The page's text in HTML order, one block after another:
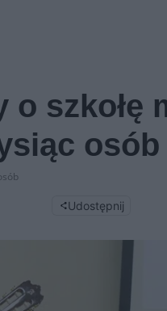
o szkołę
osób
Udostępnij